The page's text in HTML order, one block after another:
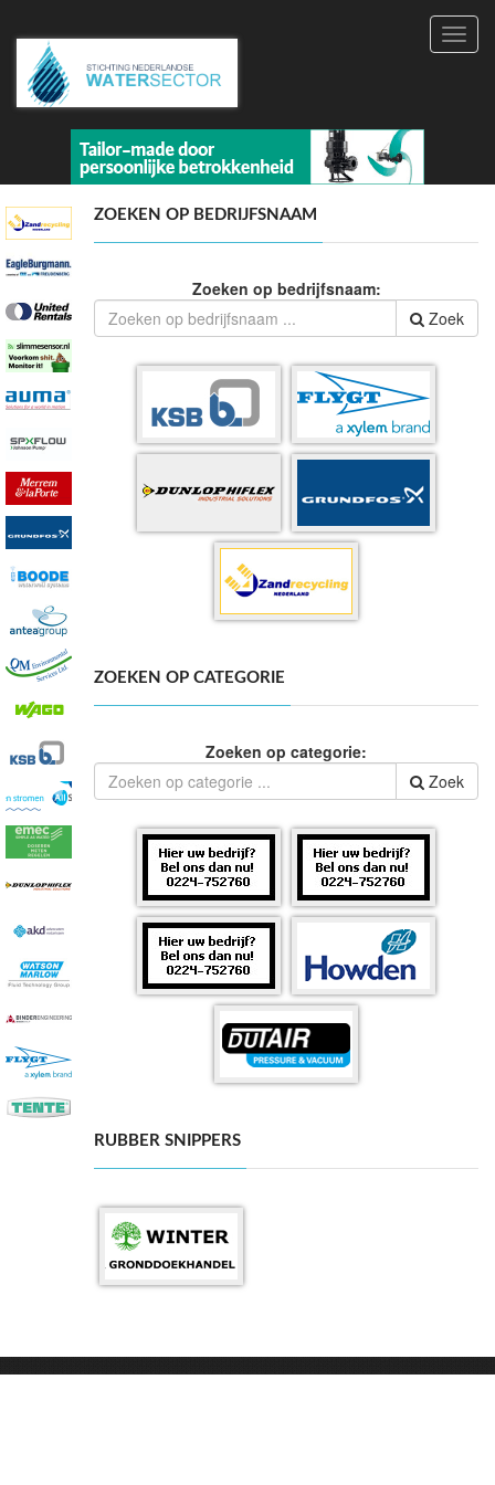
ZOEKEN OP BEDRIJFSNAAM
Zoeken op bedrijfsnaam:
Zoek
ZOEKEN OP CATEGORIE
Zoeken op categorie:
Zoek
RUBBER SNIPPERS